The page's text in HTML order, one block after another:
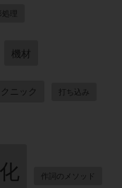
処理
機材
ニック 打ち込み
作詞のメソッド